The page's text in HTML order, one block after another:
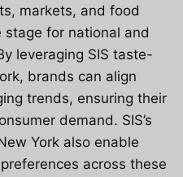
markets, and food
for national and
leveraging SIS taste-
brands can align
trends, ensuring their
demand. SIS’s
York also enable
across these